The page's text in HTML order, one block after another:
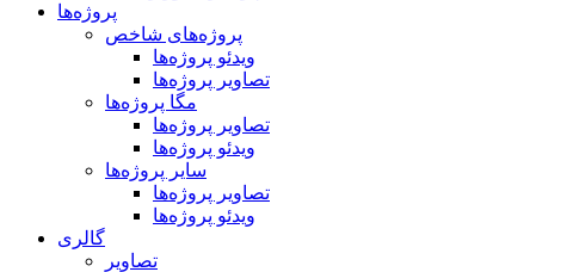
پروژه‌ها
پروژه‌های شاخص
ویدئو پروژه‌ها
تصاویر پروژه‌ها
مگا پروژه‌ها
تصاویر پروژه‌ها
ویدئو پروژه‌ها
سایر پروژه‌ها
تصاویر پروژه‌ها
ویدئو پروژه‌ها
گالری
تصاویر